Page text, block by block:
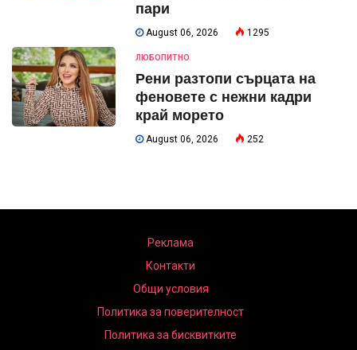
пари
August 06, 2026 1295
ЛЮБОПИТНО
Рени разтопи сърцата на
феновете с нежни кадри
край морето
August 06, 2026 252
Реклама
Контакти
Общи условия
Политика за поверителност
Политика за бисквитките